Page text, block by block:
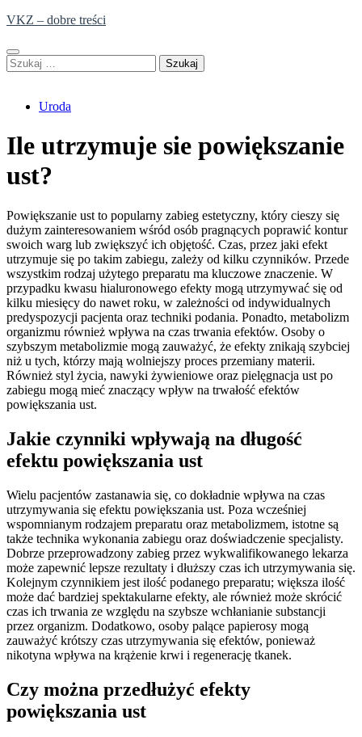
Skip
content
VKZ – dobre treści
Szukaj:
Uroda
Ile utrzymuje sie powiększanie
ust?
Powiększanie ust to popularny zabieg estetyczny, który cieszy się
dużym zainteresowaniem wśród osób pragnących poprawić kontur
swoich warg lub zwiększyć ich objętość. Czas, przez jaki efekt
utrzymuje się po takim zabiegu, zależy od kilku czynników. Przede
wszystkim rodzaj użytego preparatu ma kluczowe znaczenie. W
przypadku kwasu hialuronowego efekty mogą utrzymywać się od
kilku miesięcy do nawet roku, w zależności od indywidualnych
predyspozycji pacjenta oraz techniki podania. Ponadto, metabolizm
organizmu również wpływa na czas trwania efektów. Osoby o
szybszym metabolizmie mogą zauważyć, że efekty znikają szybciej
niż u tych, którzy mają wolniejszy proces przemiany materii.
Również styl życia, nawyki żywieniowe oraz pielęgnacja ust po
zabiegu mogą mieć znaczący wpływ na trwałość efektów
powiększania ust.
Jakie czynniki wpływają na długość
efektu powiększania ust
Wielu pacjentów zastanawia się, co dokładnie wpływa na czas
utrzymywania się efektu powiększania ust. Poza wcześniej
wspomnianym rodzajem preparatu oraz metabolizmem, istotne są
także technika wykonania zabiegu oraz doświadczenie specjalisty.
Dobrze przeprowadzony zabieg przez wykwalifikowanego lekarza
może zapewnić lepsze rezultaty i dłuższy czas ich utrzymywania się.
Kolejnym czynnikiem jest ilość podanego preparatu; większa ilość
może dać bardziej spektakularne efekty, ale również może skrócić
czas ich trwania ze względu na szybsze wchłanianie substancji
przez organizm. Dodatkowo, osoby palące papierosy mogą
zauważyć krótszy czas utrzymywania się efektów, ponieważ
nikotyna wpływa na krążenie krwi i regenerację tkanek.
Czy można przedłużyć efekty
powiększania ust